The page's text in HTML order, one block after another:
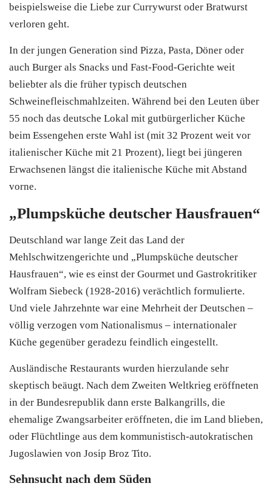
beispielsweise die Liebe zur Currywurst oder Bratwurst
verloren geht.
In der jungen Generation sind Pizza, Pasta, Döner oder
auch Burger als Snacks und Fast-Food-Gerichte weit
beliebter als die früher typisch deutschen
Schweinefleischmahlzeiten. Während bei den Leuten über
55 noch das deutsche Lokal mit gutbürgerlicher Küche
beim Essengehen erste Wahl ist (mit 32 Prozent weit vor
italienischer Küche mit 21 Prozent), liegt bei jüngeren
Erwachsenen längst die italienische Küche mit Abstand
vorne.
„Plumpsküche deutscher Hausfrauen“
Deutschland war lange Zeit das Land der
Mehlschwitzengerichte und „Plumpsküche deutscher
Hausfrauen“, wie es einst der Gourmet und Gastrokritiker
Wolfram Siebeck (1928-2016) verächtlich formulierte.
Und viele Jahrzehnte war eine Mehrheit der Deutschen –
völlig verzogen vom Nationalismus – internationaler
Küche gegenüber geradezu feindlich eingestellt.
Ausländische Restaurants wurden hierzulande sehr
skeptisch beäugt. Nach dem Zweiten Weltkrieg eröffneten
in der Bundesrepublik dann erste Balkangrills, die
ehemalige Zwangsarbeiter eröffneten, die im Land blieben,
oder Flüchtlinge aus dem kommunistisch-autokratischen
Jugoslawien von Josip Broz Tito.
Sehnsucht nach dem Süden